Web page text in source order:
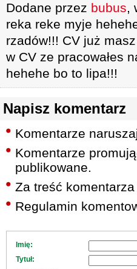
Dodane przez bubus,
reka reke myje
rzadów!!! CV już
w CV ze pracowałes
hehehe bo to lipa!!!
Napisz komentarz
Komentarze
Komentarze
publikowane.
Za treść
Regulamin
Imię:
Tytuł: